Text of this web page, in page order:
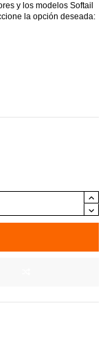
y los modelos Softail
la opción deseada: